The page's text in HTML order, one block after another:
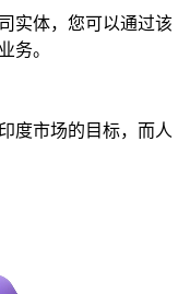
实体，您可以通过该
务。
度市场的目标，而人